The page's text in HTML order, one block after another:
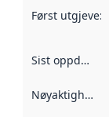
Først utgjeve:
Sist oppdatert
Nøyaktigheit